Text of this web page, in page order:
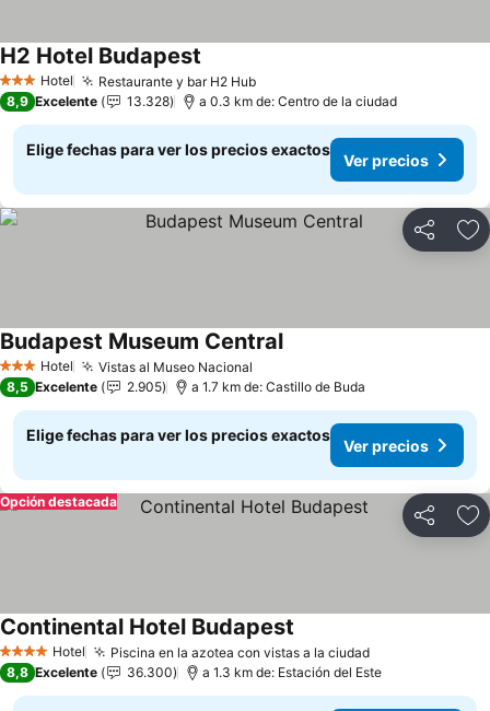
3 Estrellas
Hotel Restaurante y bar H2 Hub
H2 Hotel Budapest
8,9 Excelente 13.328 a 0.3 km de: Centro de la ciudad
Elige fechas para ver los precios exactos
Ver precios
Compartir
3 Estrellas
Hotel Vistas al Museo Nacional
Budapest Museum Central
8,5 Excelente 2.905 a 1.7 km de: Castillo de Buda
Elige fechas para ver los precios exactos
Ver precios
Compartir
Opción destacada
4 EstrellasHotel Piscina en la azotea con vistas a la ciudad
Continental Hotel Budapest
8,8 Excelente 36.300 a 1.3 km de: Estación del Este